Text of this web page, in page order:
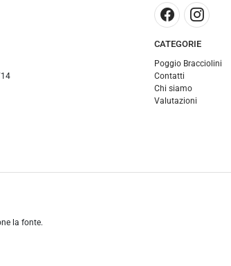
CATEGORIE
Poggio Bracciolini
Contatti
Chi siamo
Valutazioni
la fonte.